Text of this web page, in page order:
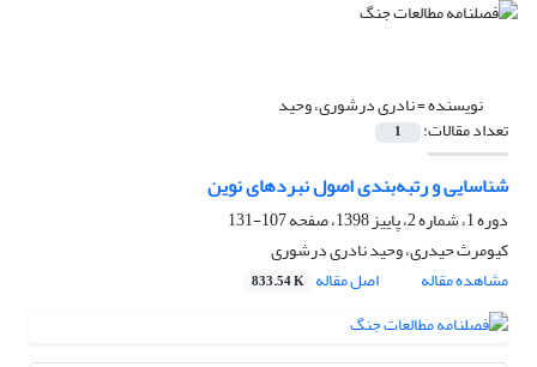
نویسنده =نادری درشوری، وحید
تعداد مقالات: 1
شناسایی و رتبه‌بندی اصول نبردهای نوین
دوره 1، شماره 2، پاییز 1398، صفحه
107-131
کیومرث حیدری، وحید نادری درشوری
مشاهده مقاله
اصل مقاله 833.54 K